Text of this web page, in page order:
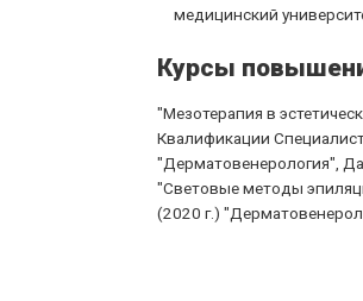
медицинский
Курсы
"Мезотерапия в
Квалификации
"Дерматовенерология",
"Световые методы
(2020 г.)